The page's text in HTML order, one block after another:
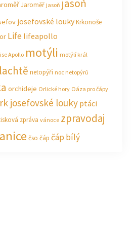
Jaroměř jasoň jasoň
josefovské loukyKrkonoše
Life lifeapollo
Apollo motýli motýlí král
netopýři noc netopýrů
orchideje Orlické hory Oáza pro čápy
josefovské louky ptáci
zpráva vánoce zpravodaj
čso čáp čáp bílý